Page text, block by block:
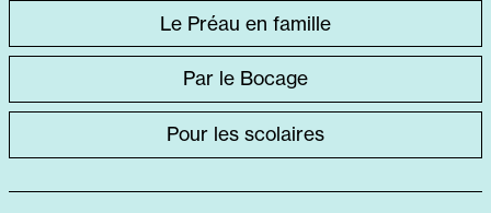
DIRECT
Le Préau en famille
Par le Bocage
Pour les scolaires